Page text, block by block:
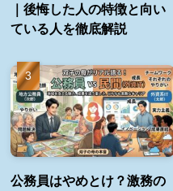
｜後悔した人の特徴と向い
ている人を徹底解説
公務員はやめとけ？激務の